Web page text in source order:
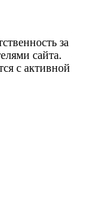
за
сайта.
с активной